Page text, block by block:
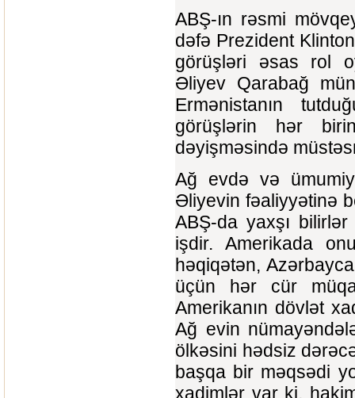
ABŞ-ın rəsmi
dəfə Prezident
görüşləri əsas rol
Əliyev Qarabağ
Ermənistanın
görüşlərin hər
dəyişməsində
Ağ evdə və
Əliyevin fəaliyyətinə
ABŞ-da yaxşı
işdir. Amerikada
həqiqətən,
üçün hər cür
Amerikanın dövlət
Ağ evin
ölkəsini hədsiz
başqa bir məqsədi
xadimlər var ki,